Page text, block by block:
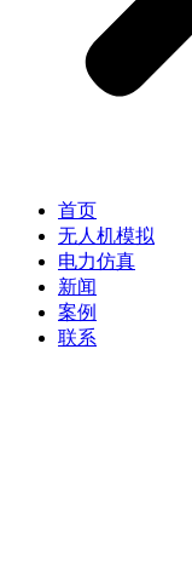
首页
无人机模拟
电力仿真
新闻
案例
联系